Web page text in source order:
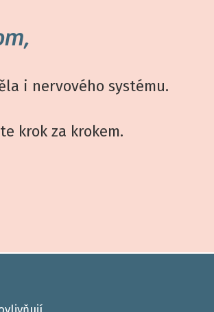
i nervového systému.
krok za krokem.